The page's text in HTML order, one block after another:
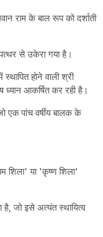
राम के बाल रूप को दर्शाती
पत्थर से उकेरा गया है।
स्थापित होने वाली श्री
ध्यान आकर्षित कर रही है।
एक पांच वर्षीय बालक के
शिला' या 'कृष्ण शिला'
है, जो इसे अत्यंत स्थायित्व